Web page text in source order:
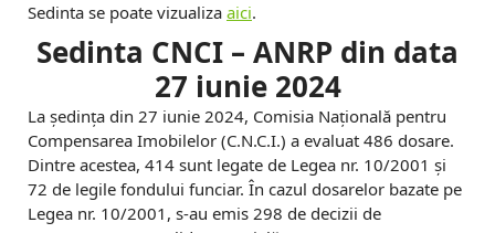
Sedinta se poate vizualiza aici.
Sedinta CNCI – ANRP din data
27 iunie 2024
La ședința din 27 iunie 2024, Comisia Națională pentru
Compensarea Imobilelor (C.N.C.I.) a evaluat 486 dosare.
Dintre acestea, 414 sunt legate de Legea nr. 10/2001 și
72 de legile fondului funciar. În cazul dosarelor bazate pe
Legea nr. 10/2001, s-au emis 298 de decizii de